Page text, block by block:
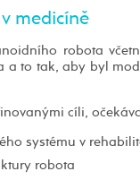
medicíně
robota
to tak, aby byl
cíli,
systému v
robota